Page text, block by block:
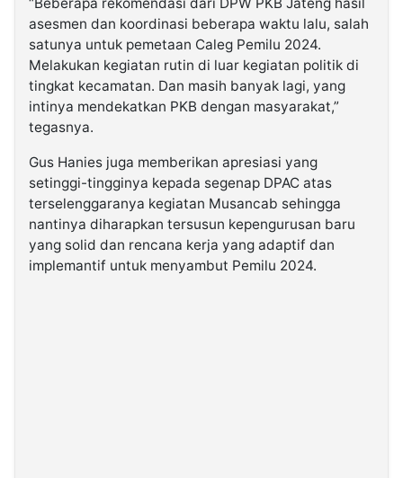
“Beberapa rekomendasi dari DPW PKB Jateng hasil
asesmen dan koordinasi beberapa waktu lalu, salah
satunya untuk pemetaan Caleg Pemilu 2024.
Melakukan kegiatan rutin di luar kegiatan politik di
tingkat kecamatan. Dan masih banyak lagi, yang
intinya mendekatkan PKB dengan masyarakat,”
tegasnya.
Gus Hanies juga memberikan apresiasi yang
setinggi-tingginya kepada segenap DPAC atas
terselenggaranya kegiatan Musancab sehingga
nantinya diharapkan tersusun kepengurusan baru
yang solid dan rencana kerja yang adaptif dan
implemantif untuk menyambut Pemilu 2024.